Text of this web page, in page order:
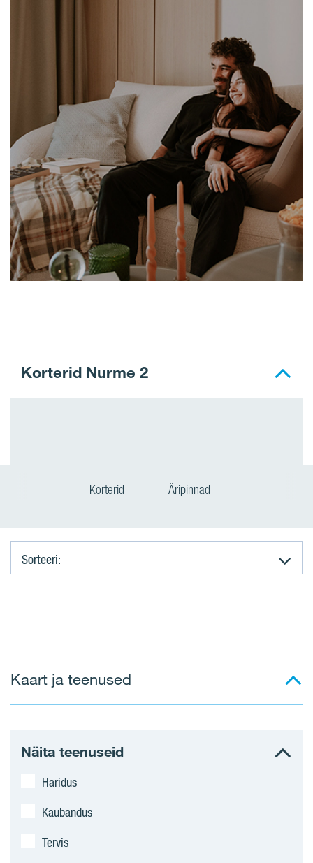
Korterid Nurme 2
Korterid Äripinnad
Sorteeri:
tKaart ja teenused
Näita teenuseid
Haridus
Kaubandus
Tervis